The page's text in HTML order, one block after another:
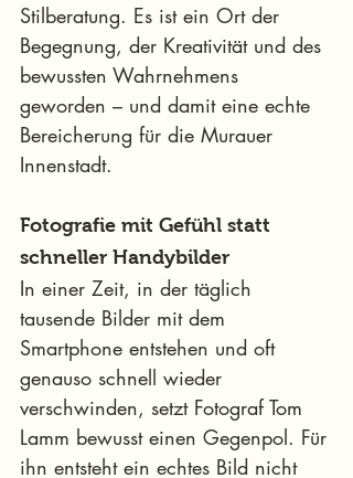
Stilberatung. Es ist ein Ort der
Begegnung, der Kreativität und des
bewussten Wahrnehmens
geworden – und damit eine echte
Bereicherung für die Murauer
Innenstadt.
Fotografie mit Gefühl statt
schneller Handybilder
In einer Zeit, in der täglich
tausende Bilder mit dem
Smartphone entstehen und oft
genauso schnell wieder
verschwinden, setzt Fotograf Tom
Lamm bewusst einen Gegenpol. Für
ihn entsteht ein echtes Bild nicht